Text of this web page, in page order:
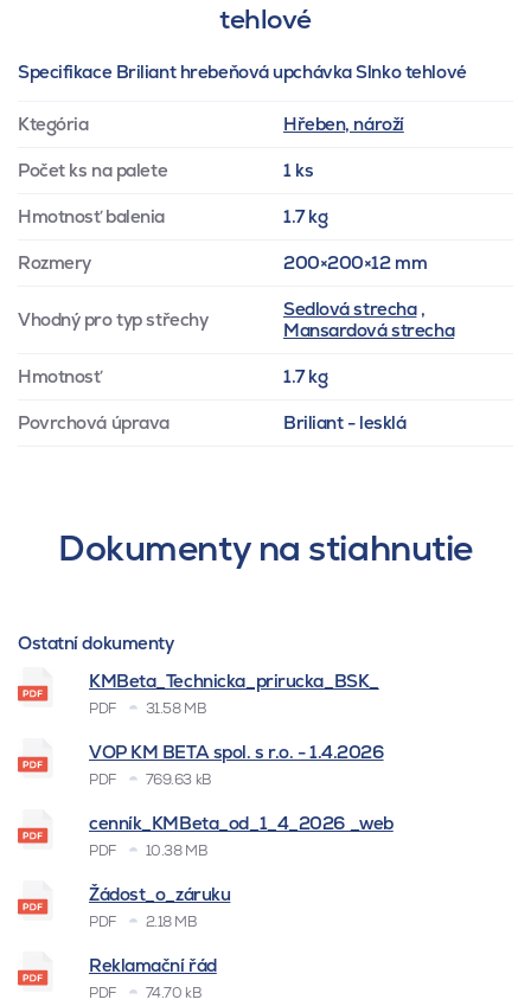
tehlové
Specifikace Briliant hrebeňová upchávka Slnko tehlové
Ktegória Hřeben, nároží
Počet ks na palete 1 ks
Hmotnosť balenia 1.7 kg
Rozmery 200×200×12 mm
Vhodný pro typ střechy Sedlová strecha,
Mansardová strecha
Hmotnosť 1.7 kg
Povrchová úprava Briliant - lesklá
Dokumenty na stiahnutie
Ostatní dokumenty
KMBeta_Technicka_prirucka_BSK_
PDF 31.58 MB
VOP KM BETA spol. s r.o. - 1.4.2026
PDF 769.63 kB
cenník_KMBeta_od_1_4_2026 _web
PDF 10.38 MB
Žádost_o_záruku
PDF 2.18 MB
Reklamační řád
PDF 74.70 kB